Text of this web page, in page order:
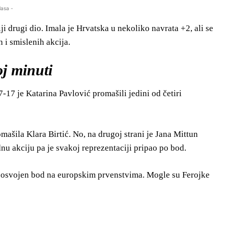
-
drugi dio. Imala je Hrvatska u nekoliko navrata +2, ali se
i smislenih akcija.
minuti
17 je Katarina Pavlović promašili jedini od četiri
Klara Birtić. No, na drugoj strani je Jana Mittun
akciju pa je svakoj reprezentaciji pripao po bod.
bod na europskim prvenstvima. Mogle su Ferojke